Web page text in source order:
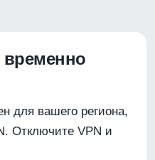
временно
для вашего региона,
Отключите VPN и